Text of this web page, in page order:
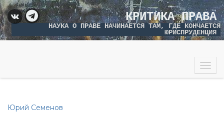
КРИТИКА ПРАВА
НАУКА О ПРАВЕ НАЧИНАЕТСЯ ТАМ, ГДЕ КОНЧАЕТСЯ
ЮРИСПРУДЕНЦИЯ
Юрий Семенов